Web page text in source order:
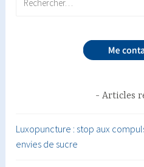
Articles
Luxopuncture : stop aux
envies de sucre